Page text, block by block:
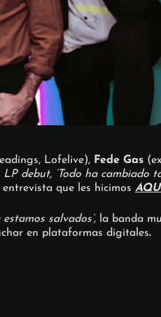
Lofelive), Fede Gas
LP debut, ‘Todo ha cambiado
que les hicimos
estamos salvados’,la banda
en plataformas digitales.